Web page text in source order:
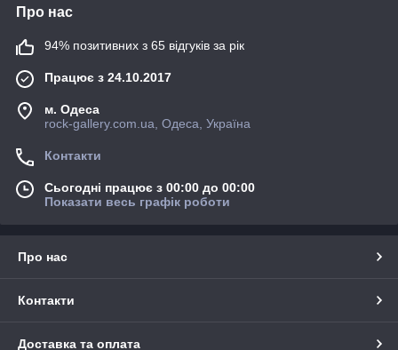
Про нас
94% позитивних з 65 відгуків за рік
Працює з 24.10.2017
м. Одеса
rock-gallery.com.ua, Одеса, Україна
Контакти
Сьогодні працює з 00:00 до 00:00
Показати весь графік роботи
Про нас
Контакти
Доставка та оплата